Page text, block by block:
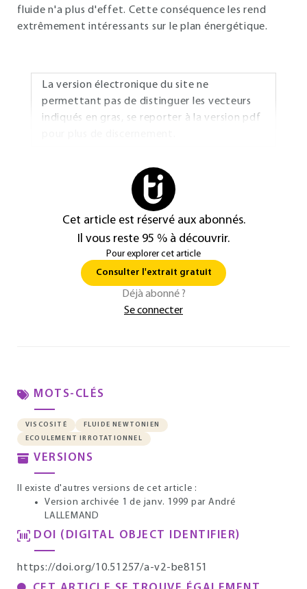
fluide n'a plus d'effet. Cette conséquence les rend
extrêmement intéressants sur le plan énergétique.
La version électronique du site ne
permettant pas de distinguer les vecteurs
indiqués en gras, se reporter à la version pdf
Cet article est réservé aux abonnés.
Il vous reste 95 % à découvrir.
Pour explorer cet article
Consulter l'extrait gratuit
Déjà abonné ?
Se connecter
MOTS-CLÉS
VISCOSITÉ
FLUIDE NEWTONIEN
ECOULEMENT IRROTATIONNEL
VERSIONS
Il existe d'autres versions de cet article :
Version archivée 1 de janv. 1999 par André
LALLEMAND
DOI (DIGITAL OBJECT IDENTIFIER)
https://doi.org/10.51257/a-v2-be8151